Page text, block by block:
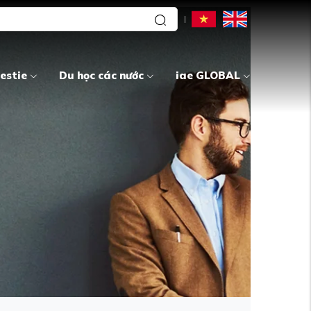
Du học các nước iae GLOBAL